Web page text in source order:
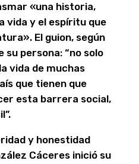
«una historia,
vida y el espíritu que
El guion, según
su persona: “no solo
vida de muchas
que tienen que
esta barrera social,
y honestidad
Cáceres inició su